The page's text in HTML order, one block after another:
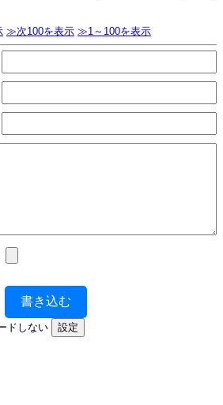
≫次100を表示 ≫1～100を表示
書き込む
ドしない